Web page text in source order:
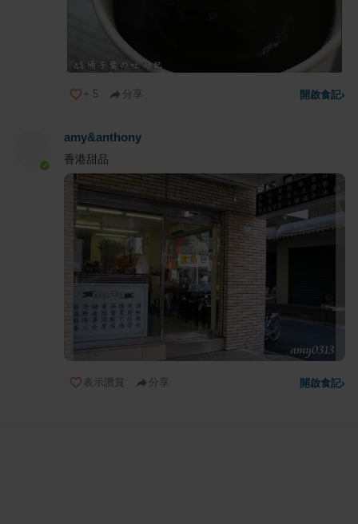
+ 5 分享 開啟食記›
amy&anthony
香港甜品
表示讚賞 分享 開啟食記›